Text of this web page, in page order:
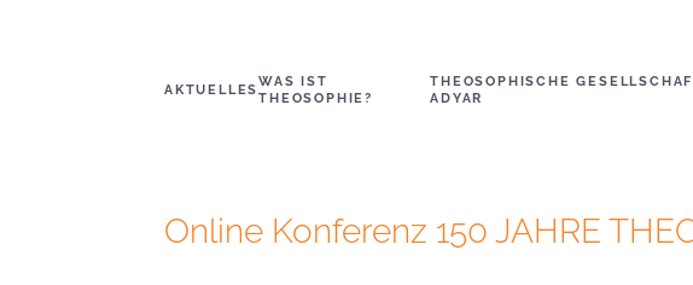
AKTUELLES
WAS IST
THEOSOPHIE?
THEOSOPHISCHE
ADYAR
Online Konferenz 150 JAHRE